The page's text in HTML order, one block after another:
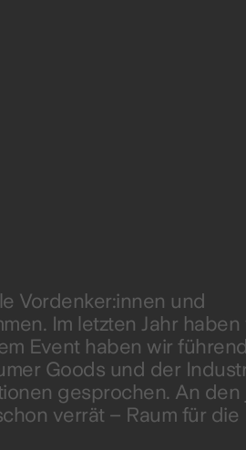
Vordenker:innen und
Im letzten Jahr haben
Event haben wir
Goods und der
gesprochen. An den
verrät – Raum für die